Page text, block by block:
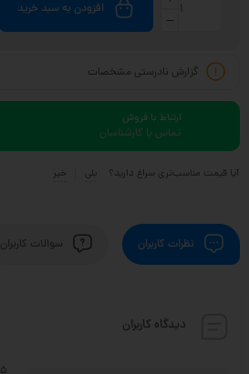
افزودن به سبد خرید
گزارش نادرستی مشخصات
ارتباط با فروش
تماس با کارشناسان
آیا قیمت مناسب‌تری سراغ دارید؟ بلی خیر
نظرات کاربران سوالات کاربران
دیدگاه کاربران